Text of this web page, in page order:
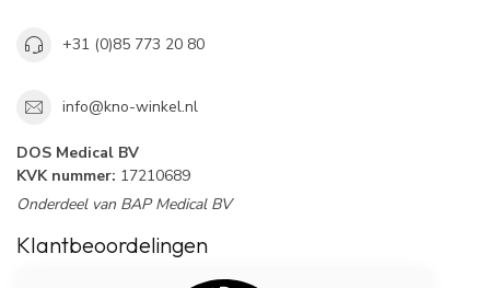
+31 (0)85 773 20 80
info@kno-winkel.nl
DOS Medical BV
KVK nummer: 17210689
Onderdeel van BAP Medical BV
Klantbeoordelingen